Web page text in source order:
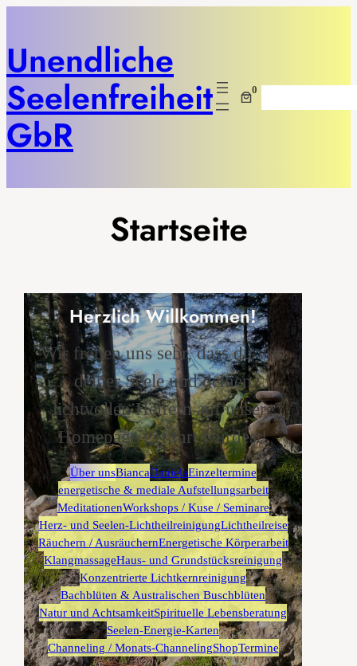
Unendliche
Seelenfreiheit
GbR
0
Startseite
Herzlich Willkommen!
Wir freuen uns sehr, dass du von
deiner Seele und deinen
lichtvollen Helfern auf unsere
Homepage geführt wurdest!
Über unsBiancaDanielaEinzeltermine
energetische & mediale Aufstellungsarbeit
MeditationenWorkshops / Kuse / Seminare
Herz- und Seelen-LichtheilreinigungLichtheilreise
Räuchern / AusräuchernEnergetische Körperarbeit
KlangmassageHaus- und Grundstücksreinigung
Konzentrierte Lichtkernreinigung
Bachblüten & Australischen Buschblüten
Natur und AchtsamkeitSpirituelle Lebensberatung
Seelen-Energie-Karten
Channeling / Monats-ChannelingShopTermine